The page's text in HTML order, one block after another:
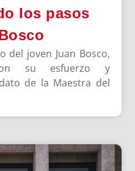
los pasos
del joven Juan Bosco,
su esfuerzo y
de la Maestra del